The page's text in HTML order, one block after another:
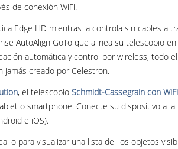
de conexión WiFi.
Edge HD mientras la controla sin cables a
AutoAlign GoTo que alinea su telescopio
automática y control por wireless, todo
jamás creado por Celestron.
, el telescopio Schmidt-Cassegrain con
o smartphone. Conecte su dispositivo a la
e iOS).
o para visualizar una lista del los objetos